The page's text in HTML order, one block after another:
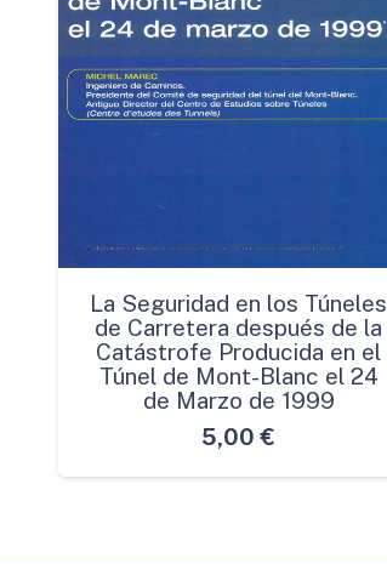
La Seguridad en los Túneles
de Carretera después de la
Catástrofe Producida en el
Túnel de Mont-Blanc el 24
de Marzo de 1999
5,00 €